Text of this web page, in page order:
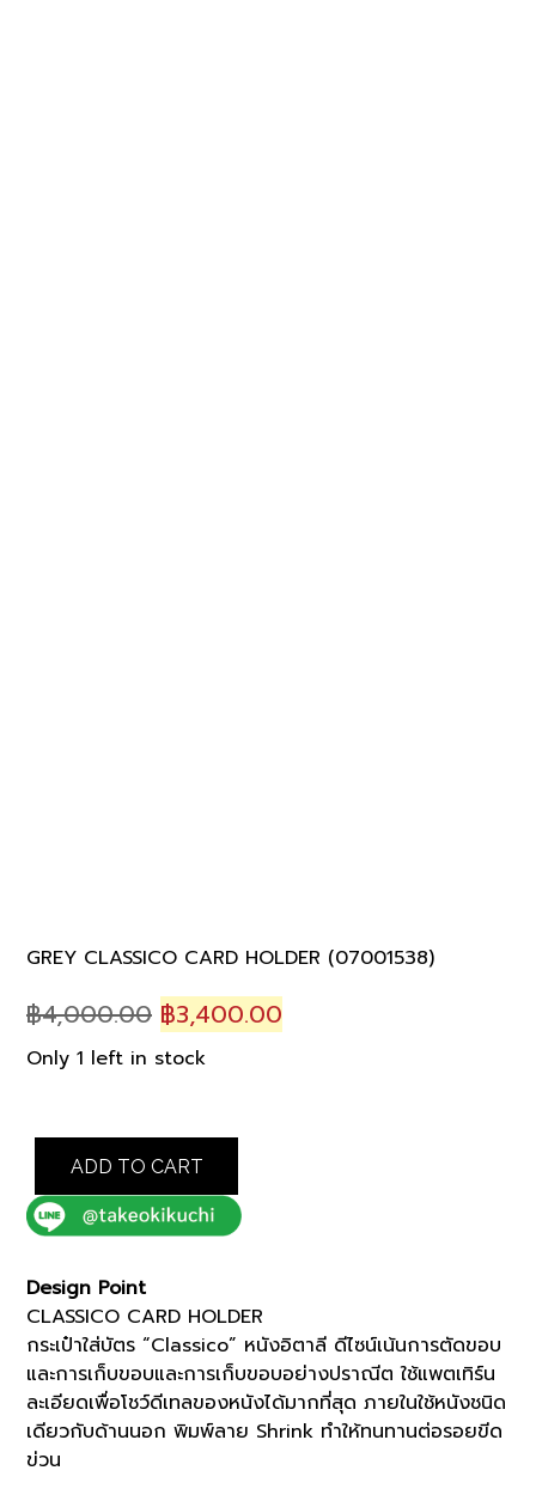
GREY CLASSICO CARD HOLDER (07001538)
฿4,000.00 Original
price
฿3,400.00
Only 1 left in stock
GREY
CLASSICO
CARD
HOLDER
quantity
ADD TO CART
Design Point
CLASSICO CARD HOLDER
กระเป๋าใส่บัตร “Classico” หนังอิตาลี ดีไซน์เน้นการตัดขอบ
และการเก็บขอบและการเก็บขอบอย่างปราณีต ใช้แพตเทิร์น
ละเอียดเพื่อโชว์ดีเทลของหนังได้มากที่สุด ภายในใช้หนังชนิด
เดียวกับด้านนอก พิมพ์ลาย Shrink ทำให้ทนทานต่อรอยขีด
ข่วน